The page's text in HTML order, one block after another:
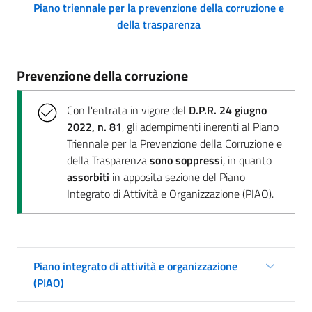
Piano triennale per la prevenzione della corruzione e
della trasparenza
Prevenzione della corruzione
Con l'entrata in vigore del D.P.R. 24 giugno
2022, n. 81, gli adempimenti inerenti al Piano
Triennale per la Prevenzione della Corruzione e
della Trasparenzasono soppressi, in quanto
assorbiti in apposita sezione del Piano
Integrato di Attività e Organizzazione (PIAO).
Piano integrato di attività e organizzazione
(PIAO)